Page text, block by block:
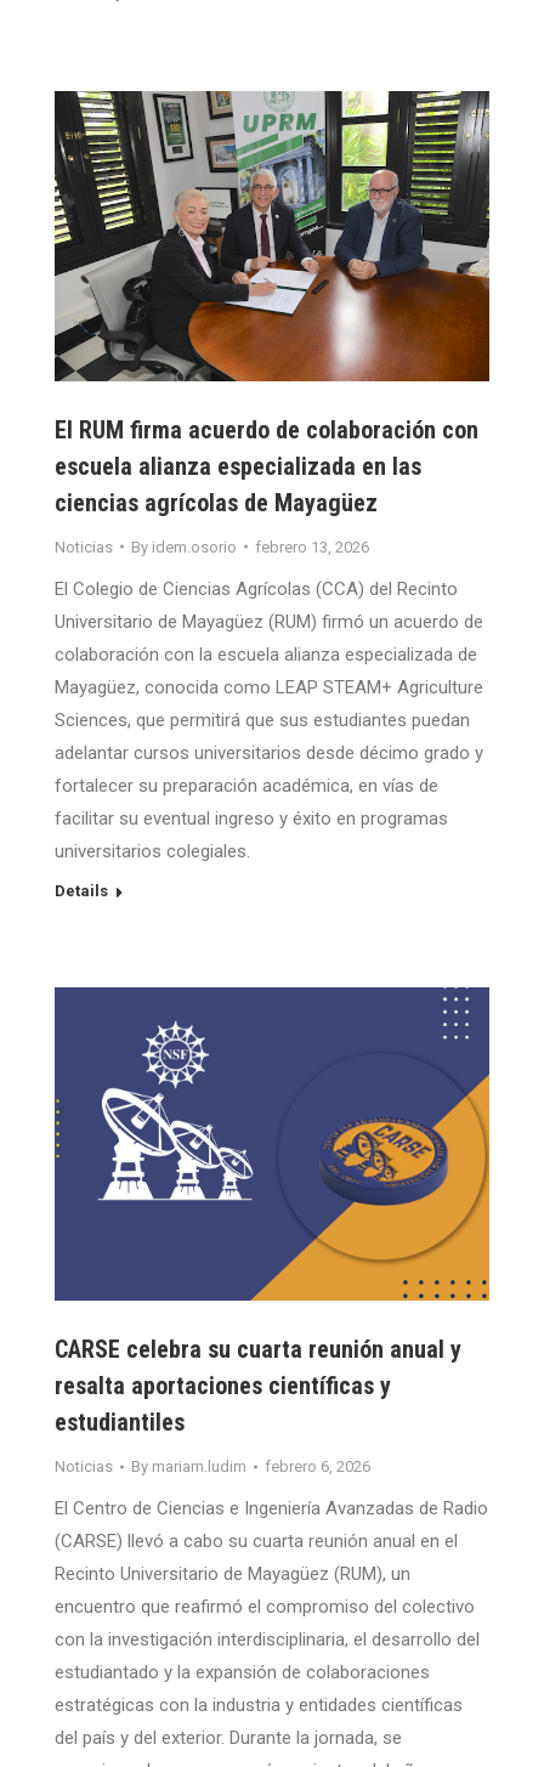
El RUM firma acuerdo de colaboración con
escuela alianza especializada en las
ciencias agrícolas de Mayagüez
Noticias By idem.osorio febrero 13, 2026
El Colegio de Ciencias Agrícolas (CCA) del Recinto
Universitario de Mayagüez (RUM) firmó un acuerdo de
colaboración con la escuela alianza especializada de
Mayagüez, conocida como LEAP STEAM+ Agriculture
Sciences, que permitirá que sus estudiantes puedan
adelantar cursos universitarios desde décimo grado y
fortalecer su preparación académica, en vías de
facilitar su eventual ingreso y éxito en programas
universitarios colegiales.
Details
CARSE celebra su cuarta reunión anual y
resalta aportaciones científicas y
estudiantiles
Noticias By mariam.ludim febrero 6, 2026
El Centro de Ciencias e Ingeniería Avanzadas de Radio
(CARSE) llevó a cabo su cuarta reunión anual en el
Recinto Universitario de Mayagüez (RUM), un
encuentro que reafirmó el compromiso del colectivo
con la investigación interdisciplinaria, el desarrollo del
estudiantado y la expansión de colaboraciones
estratégicas con la industria y entidades científicas
del país y del exterior. Durante la jornada, se